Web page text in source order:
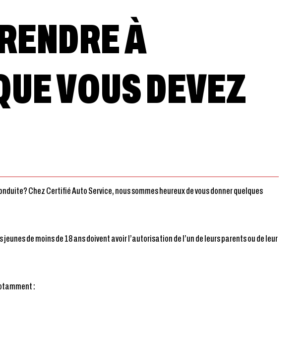
À
VOUS DEVEZ
Chez Certifié Auto Service, nous sommes heureux de vous donner quelques
de moins de 18 ans doivent avoir l’autorisation de l’un de leurs parents ou de leur
: